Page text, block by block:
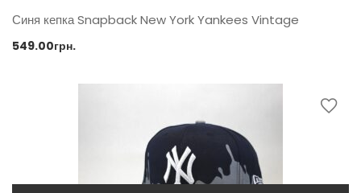
Синя кепка Snapback New York Yankees Vintage
549.00грн.